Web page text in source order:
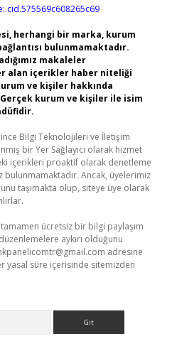
herhangi bir marka, kurum
bulunmamaktadır.
makaleler
alan içerikler haber niteliği
ve kişiler hakkında
kurum ve kişiler ile isim
Bilgi Teknolojileri ve İletişim
bir Yer Sağlayıcı olarak hizmet
içerikleri proaktif olarak denetleme
bulunmamaktadır. Ancak, üyelerimiz
taşımakta olup, siteye üye olarak
ücretsiz bir bilgi paylaşım
aykırı olduğunu
adresine
yasal süre içerisinde sitemizden